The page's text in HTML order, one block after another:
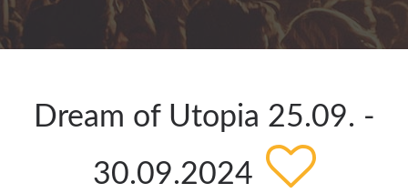
Dream of Utopia 25.09. -
30.09.2024